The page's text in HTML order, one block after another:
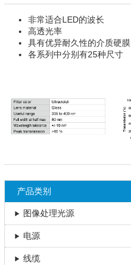
非常适合LED的波长
高透光率
具有优异耐久性的介质硬膜
各系列中分别有25种尺寸
产品类别
图像处理光源
电源
线缆